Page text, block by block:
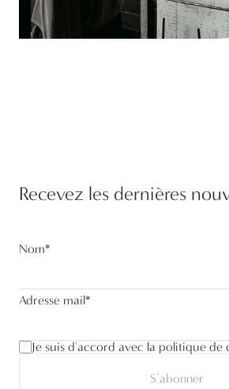
Recevez les dernières
Nom*
Adresse mail*
Je suis d'accord avec la politique de
S’abonner